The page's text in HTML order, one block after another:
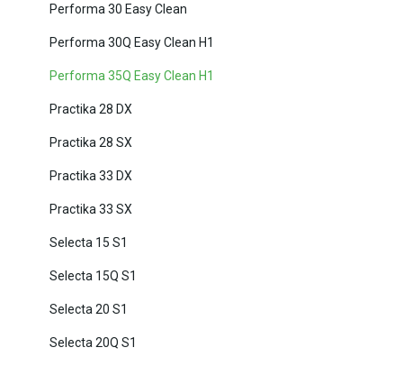
Performa 30 Easy Clean
Performa 30Q Easy Clean H1
Performa 35Q Easy Clean H1
Practika 28 DX
Practika 28 SX
Practika 33 DX
Practika 33 SX
Selecta 15 S1
Selecta 15Q S1
Selecta 20 S1
Selecta 20Q S1